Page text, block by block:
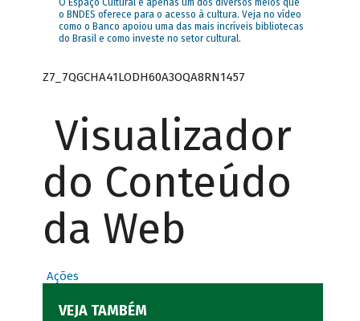
O Espaço Cultural é apenas um dos diversos meios que
o BNDES oferece para o acesso à cultura. Veja no vídeo
como o Banco apoiou uma das mais incríveis bibliotecas
do Brasil e como investe no setor cultural.
Z7_7QGCHA41LODH60A3OQA8RN1457
Visualizador
do Conteúdo
da Web
Ações
VEJA TAMBÉM